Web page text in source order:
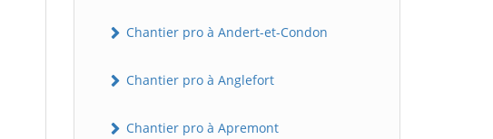
Chantier pro à Andert-et-Condon
Chantier pro à Anglefort
Chantier pro à Apremont